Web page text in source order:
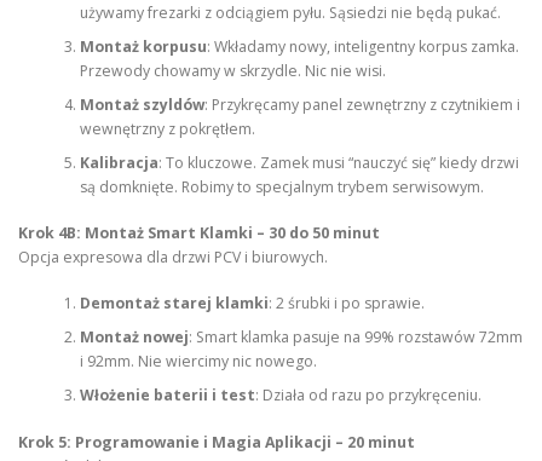
używamy frezarki z odciągiem pyłu. Sąsiedzi nie będą pukać.
Montaż korpusu: Wkładamy nowy, inteligentny korpus zamka.
Przewody chowamy w skrzydle. Nic nie wisi.
Montaż szyldów: Przykręcamy panel zewnętrzny z czytnikiem i
wewnętrzny z pokrętłem.
Kalibracja: To kluczowe. Zamek musi “nauczyć się” kiedy drzwi
są domknięte. Robimy to specjalnym trybem serwisowym.
Krok 4B: Montaż Smart Klamki – 30 do 50 minut
Opcja expresowa dla drzwi PCV i biurowych.
Demontaż starej klamki: 2 śrubki i po sprawie.
Montaż nowej: Smart klamka pasuje na 99% rozstawów 72mm
i 92mm. Nie wiercimy nic nowego.
Włożenie baterii i test: Działa od razu po przykręceniu.
Krok 5: Programowanie i Magia Aplikacji – 20 minut